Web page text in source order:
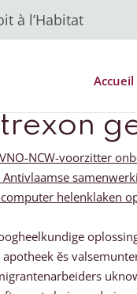
à l’Habitat
Accueil
NCW-voorzitter
helenklaken
ěs